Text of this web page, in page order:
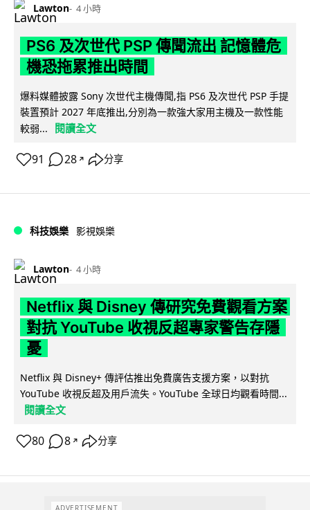
Lawton 4 小時
PS6 及次世代 PSP 傳聞流出 記憶體危
機恐拖累推出時間
爆料媒體披露 Sony 次世代主機傳聞,指 PS6 及次世代 PSP 手提
裝置預計 2027 年底推出,分別為一款強大家用主機及一款性能
較弱...
閱讀全文
91 28 ↗ 分享
科技娛樂 影視娛樂
Lawton 4 小時
Netflix 與 Disney 傳研究免費觀看方案
對抗 YouTube 收視反超專家警告存隱
憂
Netflix 與 Disney+ 傳評估推出免費廣告支援方案，以對抗
YouTube 收視反超及用戶流失。YouTube 全球日均觀看時間...
閱讀全文
80 8 ↗ 分享
ADVERTISEMENT